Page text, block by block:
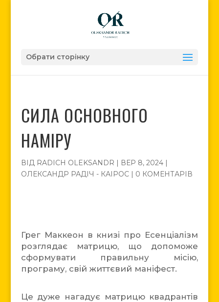
Обрати сторінку
СИЛА ОСНОВНОГО
НАМІРУ
ВІД RADICH OLEKSANDR | ВЕР 8, 2024|
ОЛЕКСАНДР РАДІЧ - КАІРОС| 0 КОМЕНТАРІВ
Грег Маккеон в книзі про Есенціалізм
розглядає матрицю, що допоможе
сформувати правильну місію,
програму, свій життєвий маніфест.
Це дуже нагадує матрицю квадрантів